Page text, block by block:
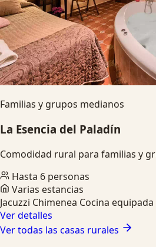
Familias y grupos medianos
La Esencia del Paladín
Comodidad rural para familias y
Hasta 6 personas
Varias estancias
Jacuzzi Chimenea Cocina equipada
Ver detalles
Ver todas las casas rurales